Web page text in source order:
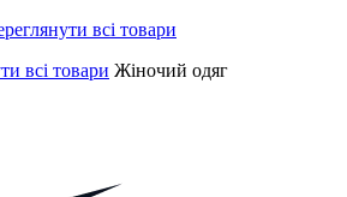
всі товари Жіночий одяг